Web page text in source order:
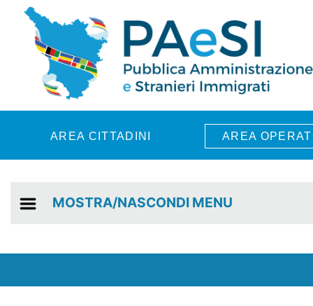
Skip to main content
AREA CITTADINI AREA
MOSTRA/NASCONDI MENU